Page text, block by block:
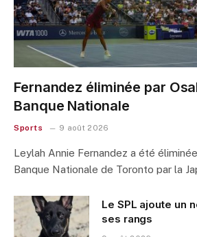
Fernandez éliminée par
Banque Nationale
Sports 9 août 2026
Leylah Annie Fernandez a été éliminée
Banque Nationale de Toronto par la
Le SPL ajoute un
ses rangs